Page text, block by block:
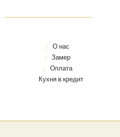
О нас
Замер
Оплата
Кухня в кредит